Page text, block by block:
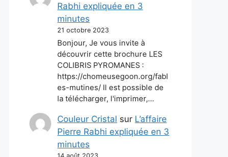
Rabhi expliquée en 3
minutes
21 octobre 2023
Bonjour, Je vous invite à
découvrir cette brochure LES
COLIBRIS PYROMANES :
https://chomeusegoon.org/fabl
es-mutines/ Il est possible de
la télécharger, l'imprimer,…
Couleur Cristal sur L’affaire
Pierre Rabhi expliquée en 3
minutes